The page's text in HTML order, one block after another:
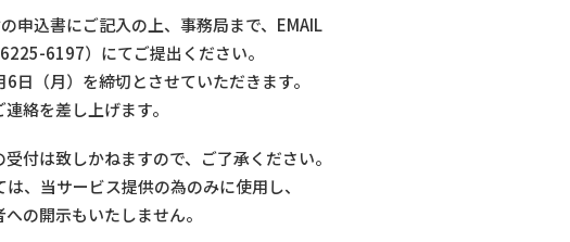
申込書にご記入の上、事務局まで、EMAIL
6197）にてご提出ください。
（月）を締切とさせていただきます。
絡を差し上げます。
付は致しかねますので、ご了承ください。
、当サービス提供の為のみに使用し、
の開示もいたしません。